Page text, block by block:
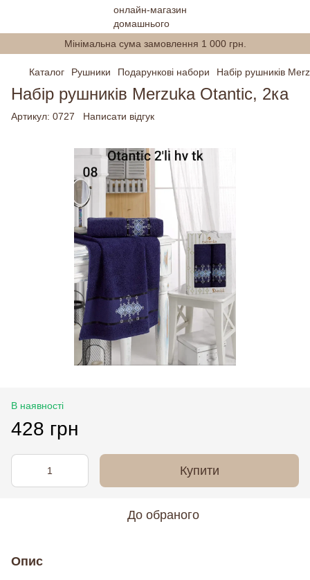
Мінімальна сума замовлення 1 000 грн.
Каталог Рушники Подарункові набори Набір рушників
Набір рушників Merzuka Otantic, 2ка
Артикул: 0727 Написати відгук
В наявності
428 грн
Купити
До обраного
Опис